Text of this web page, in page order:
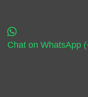
Chat on WhatsApp